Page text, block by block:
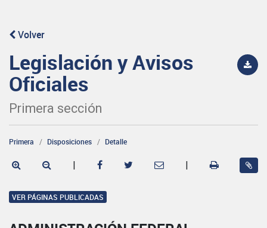
Volver
Legislación y Avisos
Oficiales
Primera sección
Primera Disposiciones Detalle
| |
VER PÁGINAS PUBLICADAS